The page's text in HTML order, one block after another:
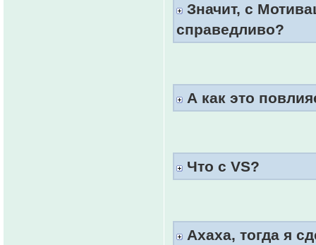
Значит, с
справедливо?
А как это
Что с VS?
Ахаха, тогда я